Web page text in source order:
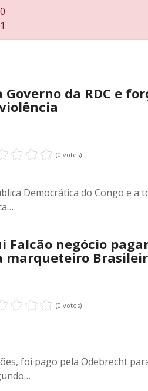
Governo da RDC e
(0 votes)
Democrática do Congo e a
Falcão negócio
marqueteiro
(0 votes)
foi pago pela Odebrecht